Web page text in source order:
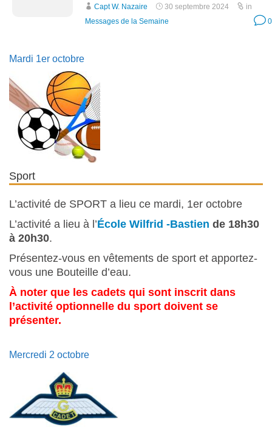
Capt W. Nazaire 30 septembre 2024
in
Messages de la Semaine
0
Mardi 1er octobre
Sport
L’activité de SPORT a lieu ce mardi, 1er octobre
L’activité a lieu à l’École Wilfrid -Bastien de 18h30
à 20h30.
Présentez-vous en vêtements de sport et apportez-
vous une Bouteille d’eau.
À noter que les cadets qui sont inscrit dans
l’activité optionnelle du sport doivent se
présenter.
Mercredi 2 octobre